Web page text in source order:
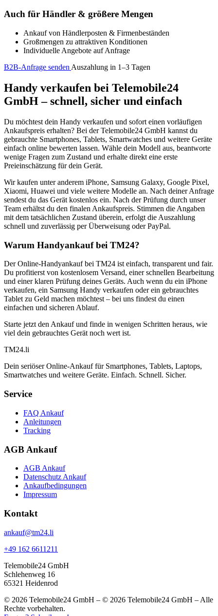
Auch für Händler & größere Mengen
Ankauf von Händlerposten & Firmenbeständen
Großmengen zu attraktiven Konditionen
Individuelle Angebote auf Anfrage
B2B-Anfrage senden Auszahlung in 1–3 Tagen
Handy verkaufen bei Telemobile24
GmbH – schnell, sicher und einfach
Du möchtest dein Handy verkaufen und sofort einen vorläufigen
Ankaufspreis erhalten? Bei der Telemobile24 GmbH kannst du
gebrauchte Smartphones, Tablets, Smartwatches und weitere Geräte
einfach online bewerten lassen. Wähle dein Modell aus, beantworte
wenige Fragen zum Zustand und erhalte direkt eine erste
Preieinschätzung für dein Gerät.
Wir kaufen unter anderem iPhone, Samsung Galaxy, Google Pixel,
Xiaomi, Huawei und viele weitere Modelle an. Nach deiner Anfrage
sendest du das Gerät kostenlos ein. Nach der Prüfung durch unser
Team erhältst du den finalen Ankaufspreis. Stimmen die Angaben
mit dem tatsächlichen Zustand überein, erfolgt die Auszahlung
schnell und zuverlässig per Überweisung oder PayPal.
Warum Handyankauf bei TM24?
Der Online-Handyankauf bei TM24 ist einfach, transparent und fair.
Du profitierst von kostenlosem Versand, einer schnellen Bearbeitung
und einer klaren Prüfung deines Geräts. Auch wenn du ein iPhone
verkaufen, ein Samsung Handy verkaufen oder ein gebrauchtes
Tablet zu Geld machen möchtest – bei uns findest du einen
einfachen und sicheren Ablauf.
Starte jetzt den Ankauf und finde in wenigen Schritten heraus, wie
viel dein gebrauchtes Gerät noch wert ist.
TM24.li
Dein seriöser Online-Ankauf für Smartphones, Tablets, Laptops,
Smartwatches und weitere Geräte. Einfach. Schnell. Sicher.
Service
FAQ Ankauf
Anleitungen
Tracking
AGB Ankauf
AGB Ankauf
Datenschutz Ankauf
Ankaufbedingungen
Impressum
Kontakt
ankauf@tm24.li
+49 162 6611211
Telemobile24 GmbH
Schlehenweg 16
65321 Heidenrod
© 2026 Telemobile24 GmbH – © 2026 Telemobile24 GmbH – Alle
Rechte vorbehalten.